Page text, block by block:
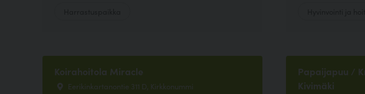
Koirahoitola Miracle
Eerikinkartanontie 311 D, Kirkkonummi
Papaijapuu /
Kivimäki